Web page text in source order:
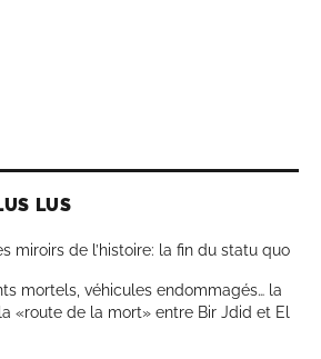
LUS
miroirs de l’histoire: la fin du statu quo
mortels, véhicules endommagés… la
«route de la mort» entre Bir Jdid et El